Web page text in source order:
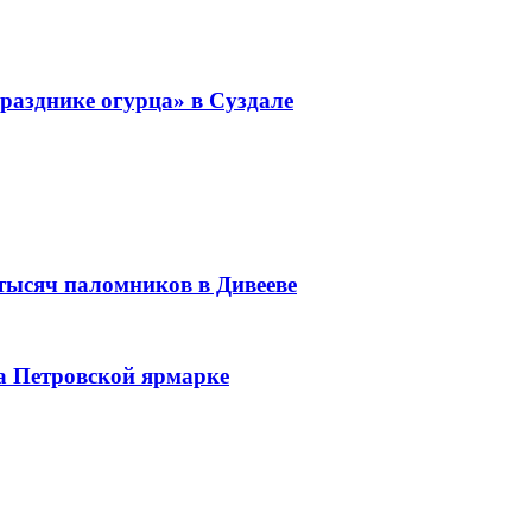
огурца» в Суздале
паломников в Дивееве
Петровской ярмарке